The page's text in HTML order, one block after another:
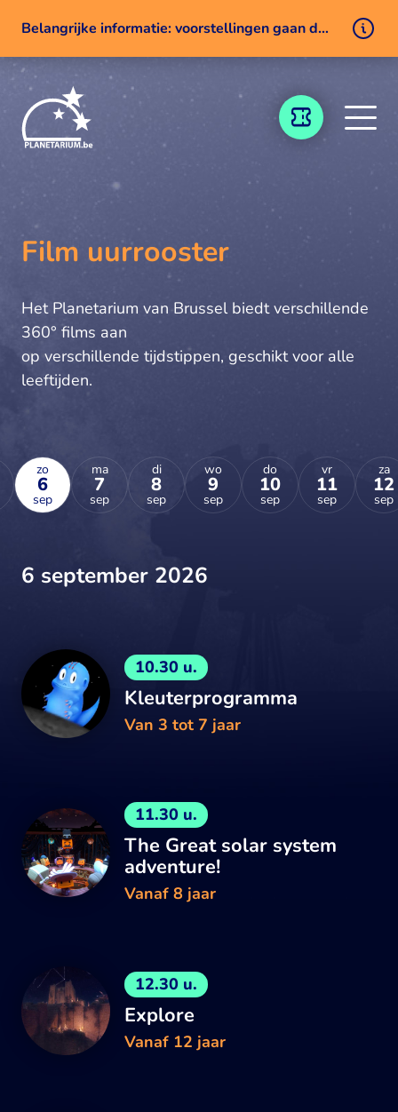
Belangrijke informatie: voorstellingen gaan door ondanks een technisch probleem
TICKETING
Film uurrooster
Het Planetarium van Brussel biedt verschillende
360° films aan
op verschillende tijdstippen, geschikt voor alle
leeftijden.
zo
6
sep
ma
7
sep
di
8
sep
wo
9
sep
do
10
sep
vr
11
sep
za
12
sep
6 september 2026
10.30 u.
Kleuterprogramma
Van 3 tot 7 jaar
11.30 u.
The Great solar system
adventure!
Vanaf 8 jaar
12.30 u.
Explore
Vanaf 12 jaar